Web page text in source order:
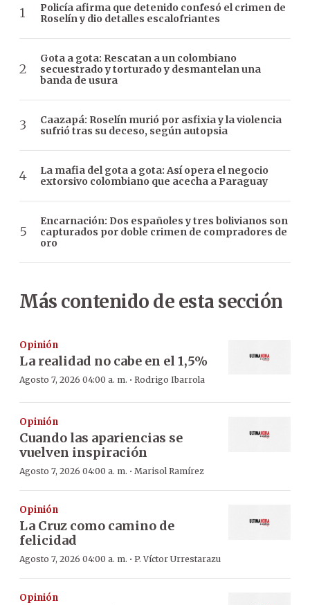
Policía afirma que detenido confesó el crimen de
Roselín y dio detalles escalofriantes
Gota a gota: Rescatan a un colombiano
secuestrado y torturado y desmantelan una
banda de usura
Caazapá: Roselín murió por asfixia y la violencia
sufrió tras su deceso, según autopsia
La mafia del gota a gota: Así opera el negocio
extorsivo colombiano que acecha a Paraguay
Encarnación: Dos españoles y tres bolivianos son
capturados por doble crimen de compradores de
oro
Más contenido de esta sección
Opinión
La realidad no cabe en el 1,5%
Agosto 7, 2026 04:00 a. m. · Rodrigo Ibarrola
Opinión
Cuando las apariencias se
vuelven inspiración
Agosto 7, 2026 04:00 a. m. · Marisol Ramírez
Opinión
La Cruz como camino de
felicidad
Agosto 7, 2026 04:00 a. m. · P. Víctor Urrestarazu
Opinión